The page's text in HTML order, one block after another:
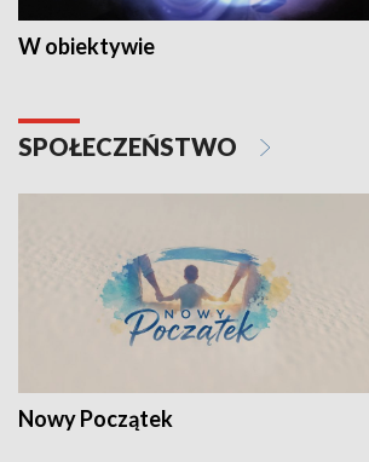
W obiektywie
SPOŁECZEŃSTWO
Nowy Początek